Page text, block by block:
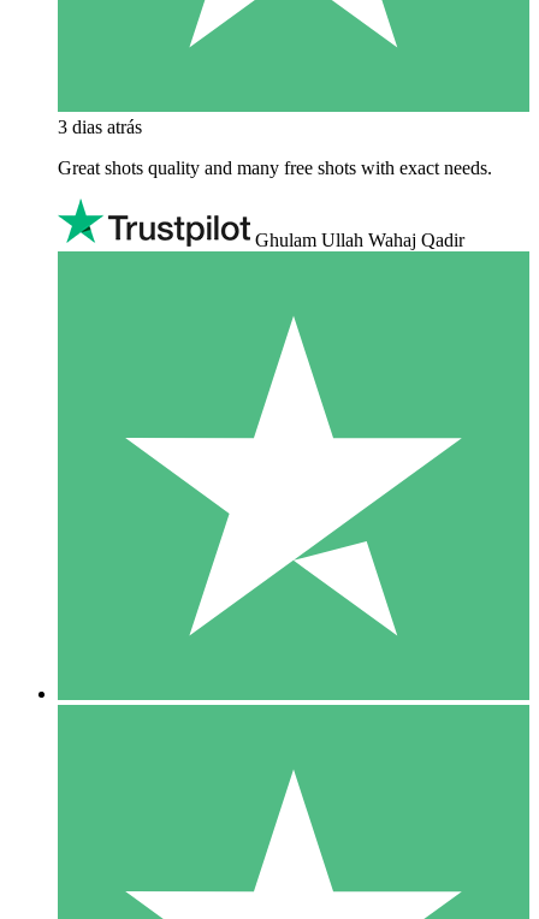
3 dias atrás
Great shots quality and many free shots with exact needs.
Ghulam Ullah Wahaj Qadir